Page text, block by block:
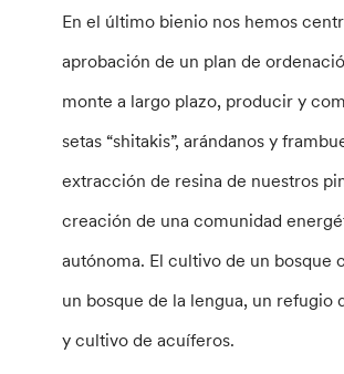
En el último bienio nos hemos
aprobación de un plan de
monte a largo plazo, producir y
setas “shitakis”, arándanos y
extracción de resina de nuestros
creación de una comunidad
autónoma. El cultivo de un bosque
un bosque de la lengua, un refugio
y cultivo de acuíferos.